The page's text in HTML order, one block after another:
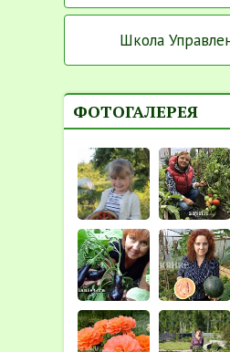
Школа
ФОТОГАЛЕРЕЯ